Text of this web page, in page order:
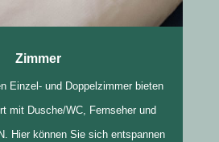
Zimmer
Einzel- und Doppelzimmer bieten
mit Dusche/WC, Fernseher und
Hier können Sie sich entspannen